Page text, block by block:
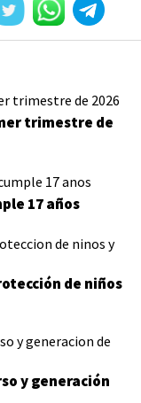
trimestre de
17 años
de niños
y generación